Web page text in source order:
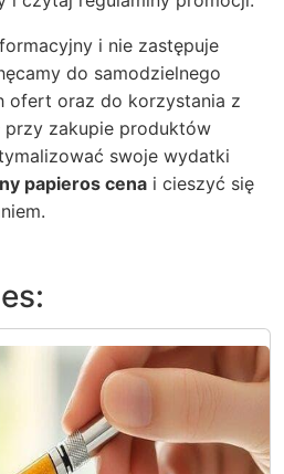
i nie zastępuje
do samodzielnego
ofert oraz do korzystania z
przy zakupie produktów
swoje wydatki
papieros cena i cieszyć się